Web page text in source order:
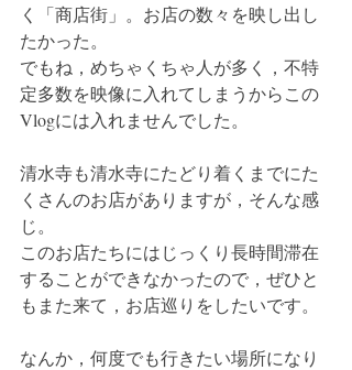
く「商店街」。お店の数々を映し出し
たかった。
でもね，めちゃくちゃ人が多く，不特
定多数を映像に入れてしまうからこの
Vlogには入れませんでした。
清水寺も清水寺にたどり着くまでにた
くさんのお店がありますが，そんな感
じ。
このお店たちにはじっくり長時間滞在
することができなかったので，ぜひと
もまた来て，お店巡りをしたいです。
なんか，何度でも行きたい場所になり